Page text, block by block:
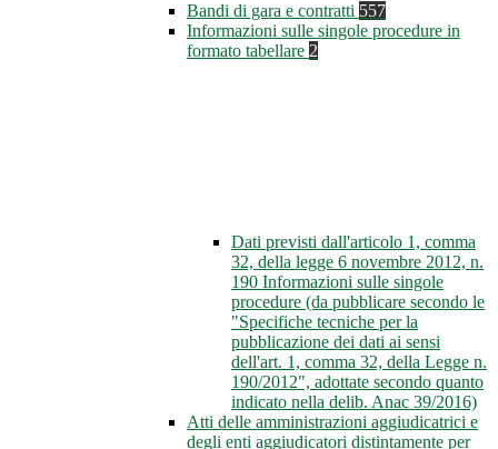
Bandi di gara e contratti 557
Informazioni sulle singole procedure in
formato tabellare 2
Dati previsti dall'articolo 1, comma
32, della legge 6 novembre 2012, n.
190 Informazioni sulle singole
procedure (da pubblicare secondo le
"Specifiche tecniche per la
pubblicazione dei dati ai sensi
dell'art. 1, comma 32, della Legge n.
190/2012", adottate secondo quanto
indicato nella delib. Anac 39/2016)
Atti delle amministrazioni aggiudicatrici e
degli enti aggiudicatori distintamente per